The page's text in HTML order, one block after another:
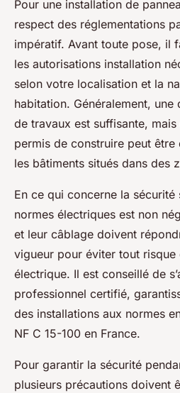
Pour une installation de
respect des réglementations
impératif. Avant toute pose, il
les autorisations installation
selon votre localisation et la
habitation. Généralement,
de travaux est suffisante,
permis de construire peut
les bâtiments situés dans des
En ce qui concerne la
normes électriques est non
et leur câblage doivent
vigueur pour éviter tout risque
électrique. Il est conseillé de
professionnel certifié,
des installations aux normes
NF C 15-100 en France.
Pour garantir la sécurité
plusieurs précautions doivent